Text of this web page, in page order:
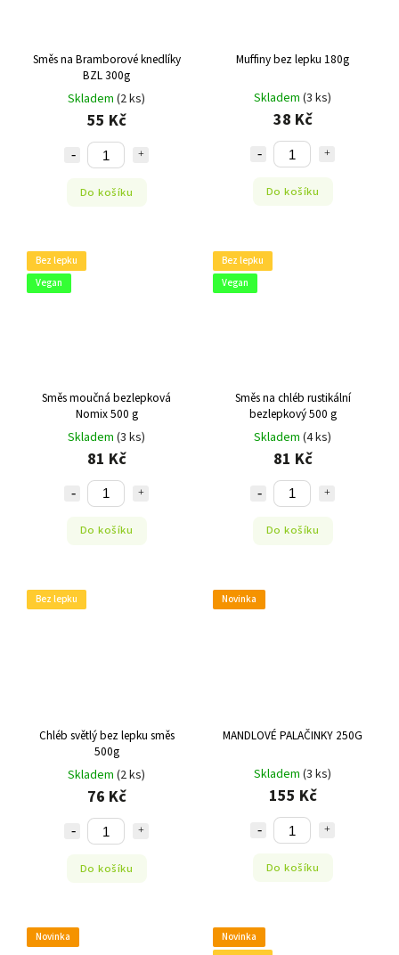
Směs na Bramborové knedlíky
BZL 300g
Skladem (2 ks)
55 Kč
Do košíku
Muffiny bez lepku 180g
Skladem (3 ks)
38 Kč
Do košíku
Bez lepku
Vegan
Směs moučná bezlepková
Nomix 500 g
Skladem (3 ks)
81 Kč
Do košíku
Bez lepku
Vegan
Směs na chléb rustikální
bezlepkový 500 g
Skladem (4 ks)
81 Kč
Do košíku
Bez lepku
Chléb světlý bez lepku směs
500g
Skladem (2 ks)
76 Kč
Do košíku
Novinka
MANDLOVÉ PALAČINKY 250G
Skladem (3 ks)
155 Kč
Do košíku
Novinka
Novinka